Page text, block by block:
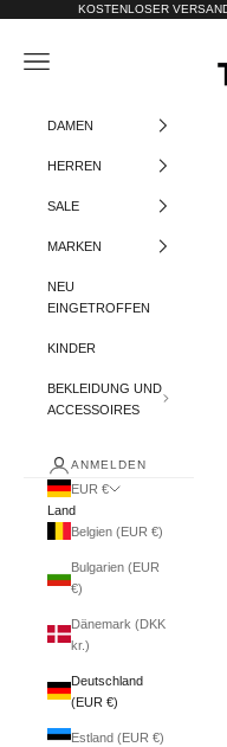
Zum Inhalt springenKOSTENLOSER
Menü
DAMEN
HERREN
SALE
MARKEN
NEU
EINGETROFFEN
KINDER
BEKLEIDUNG UND
ACCESSOIRES
ANMELDEN
EUR €
Land
Belgien (EUR €)
Bulgarien (EUR
€)
Dänemark (DKK
kr.)
Deutschland
(EUR €)
Estland (EUR €)